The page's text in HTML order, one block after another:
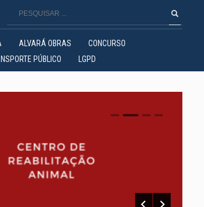
ALVARÁ OBRAS
CONCURSO
PÚBLICO LGPD
0 1 2